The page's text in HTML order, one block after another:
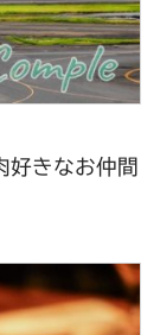
好きなお仲間